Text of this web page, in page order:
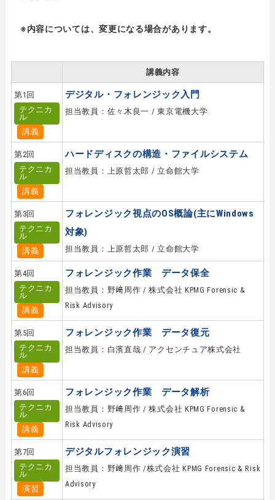
※内容については、変更になる場合があります。
講義内容
第1回
テクニカ
ル
講義
デジタル・フォレンジック入門
担当教員：佐々木良一 / 東京電機大学
第2回
テクニカ
ル
講義
ハードディスクの構造・ファイルシステム
担当教員：上原哲太郎 / 立命館大学
第3回
テクニカ
ル
講義
フォレンジック視点のOS概論(主にWindows
対象)
担当教員：上原哲太郎 / 立命館大学
第4回
テクニカ
ル
講義
フォレンジック作業 データ保全
担当教員：野﨑周作 / 株式会社 KPMG Forensic &
Risk Advisory
第5回
テクニカ
ル
講義
フォレンジック作業 データ復元
担当教員：白濱直哉 / アクセンチュア株式会社
第6回
テクニカ
ル
講義
フォレンジック作業 データ解析
担当教員：野﨑周作 / 株式会社 KPMG Forensic &
Risk Advisory
第7回
テクニカ
ル
演習
デジタルフォレンジック演習
担当教員：野﨑周作 /株式会社 KPMG Forensic & Risk
Advisory